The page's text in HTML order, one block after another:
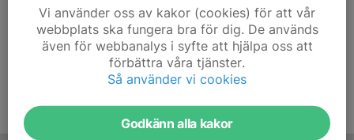
Vi använder oss av kakor (cookies) för att vår
webbplats ska fungera bra för dig. De används
även för webbanalys i syfte att hjälpa oss att
förbättra våra tjänster.
Så använder vi cookies
Godkänn alla kakor